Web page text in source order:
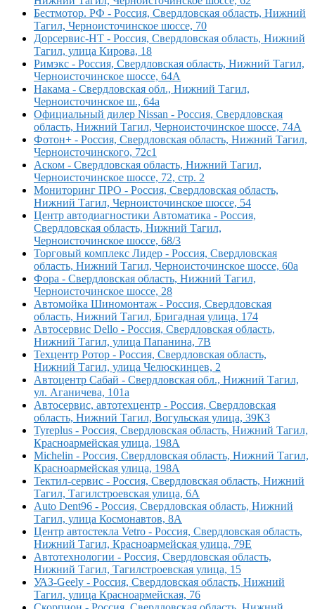
Бестмотор. РФ - Россия, Свердловская область, Нижний
Тагил, Черноисточинское шоссе, 70
Дорсервис-НТ - Россия, Свердловская область, Нижний
Тагил, улица Кирова, 18
Римэкс - Россия, Свердловская область, Нижний Тагил,
Черноисточинское шоссе, 64А
Накама - Свердловская обл., Нижний Тагил,
Черноисточинское ш., 64а
Официальный дилер Nissan - Россия, Свердловская
область, Нижний Тагил, Черноисточинское шоссе, 74А
Фотон+ - Россия, Свердловская область, Нижний Тагил,
Черноисточинского, 72с1
Аском - Свердловская область, Нижний Тагил,
Черноисточинское шоссе, 72, стр. 2
Мониторинг ПРО - Россия, Свердловская область,
Нижний Тагил, Черноисточинское шоссе, 54
Центр автодиагностики Автоматика - Россия,
Свердловская область, Нижний Тагил,
Черноисточинское шоссе, 68/3
Торговый комплекс Лидер - Россия, Свердловская
область, Нижний Тагил, Черноисточинское шоссе, 60а
Фора - Свердловская область, Нижний Тагил,
Черноисточинское шоссе, 28
Автомойка Шиномонтаж - Россия, Свердловская
область, Нижний Тагил, Бригадная улица, 174
Автосервис Dello - Россия, Свердловская область,
Нижний Тагил, улица Папанина, 7В
Техцентр Ротор - Россия, Свердловская область,
Нижний Тагил, улица Челюскинцев, 2
Автоцентр Сабай - Свердловская обл., Нижний Тагил,
ул. Аганичева, 101а
Автосервис, автотехцентр - Россия, Свердловская
область, Нижний Тагил, Вогульская улица, 39К3
Tyreplus - Россия, Свердловская область, Нижний Тагил,
Красноармейская улица, 198А
Michelin - Россия, Свердловская область, Нижний Тагил,
Красноармейская улица, 198А
Тектил-сервис - Россия, Свердловская область, Нижний
Тагил, Тагилстроевская улица, 6А
Auto Dent96 - Россия, Свердловская область, Нижний
Тагил, улица Космонавтов, 8А
Центр автостекла Vetro - Россия, Свердловская область,
Нижний Тагил, Красноармейская улица, 79Е
Автотехнологии - Россия, Свердловская область,
Нижний Тагил, Тагилстроевская улица, 15
УАЗ-Geely - Россия, Свердловская область, Нижний
Тагил, улица Красноармейская, 76